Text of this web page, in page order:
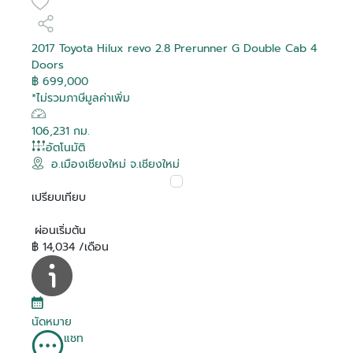
2017 Toyota Hilux revo 2.8 Prerunner G Double Cab 4
Doors
฿ 699,000
*ไม่รวมภาษีมูลค่าเพิ่ม
106,231 กม.
อัตโนมัติ
อ.เมืองเชียงใหม่ จ.เชียงใหม่
เปรียบเทียบ
ผ่อนเริ่มต้น
฿ 14,034 /เดือน
นัดหมาย
แชท